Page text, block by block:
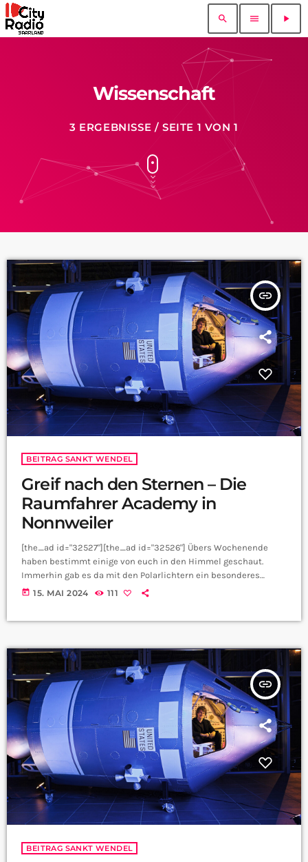
search menu play_arrow
Wissenschaft
3 ERGEBNISSE / SEITE 1 VON 1
insert_link
BEITRAG SANKT WENDEL
Greif nach den Sternen – Die
Raumfahrer Academy in
Nonnweiler
[the_ad id="32527"][the_ad id="32526"] Übers Wochenende
haben bestimmt einige von euch in den Himmel geschaut.
Immerhin gab es da mit den Polarlichtern ein besonderes
Ereignis im saarländischen Himmel. Und vielleicht hat jetzt das
Pütz hat mehr Infos dazu: [the_ad id="32911"][the_ad
id="32912"]
today 15. MAI 2024 111
insert_link
BEITRAG SANKT WENDEL